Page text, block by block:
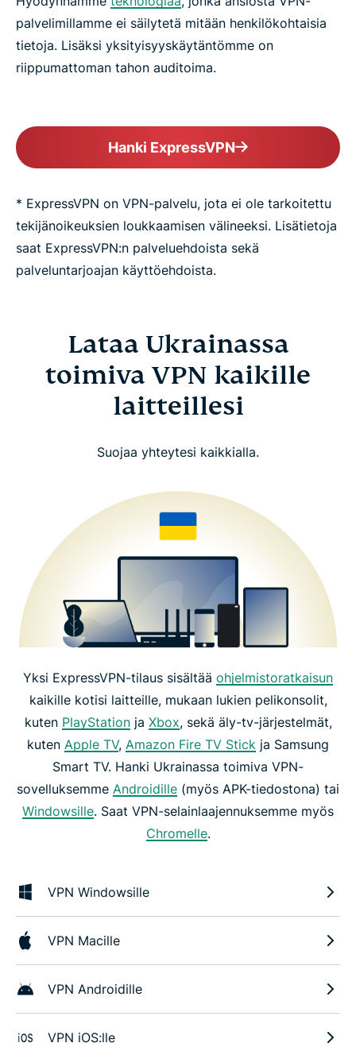
palvelimillamme ei säilytetä mitään henkilökohtaisia
tietoja. Lisäksi yksityisyyskäytäntömme on
riippumattoman tahon auditoima.
Hanki ExpressVPN
* ExpressVPN on VPN-palvelu, jota ei ole tarkoitettu
tekijänoikeuksien loukkaamisen välineeksi. Lisätietoja
saat ExpressVPN:n palveluehdoista sekä
palveluntarjoajan käyttöehdoista.
Lataa Ukrainassa
toimiva VPN kaikille
laitteillesi
Suojaa yhteytesi kaikkialla.
Yksi ExpressVPN-tilaus sisältää ohjelmistoratkaisun
kaikille kotisi laitteille, mukaan lukien pelikonsolit,
kuten PlayStationja Xbox, sekä äly-tv-järjestelmät,
kuten Apple TV, Amazon Fire TV Stick ja Samsung
Smart TV. Hanki Ukrainassa toimiva VPN-
sovelluksemme Androidille (myös APK-tiedostona) tai
Windowsille. Saat VPN-selainlaajennuksemme myös
Chromelle.
VPN Windowsille
VPN Macille
VPN Androidille
VPN iOS:lle